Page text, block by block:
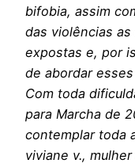
bifobia, assim
das violências
expostas e, por
de abordar
Com toda
para Marcha de
contemplar toda
viviane v.,